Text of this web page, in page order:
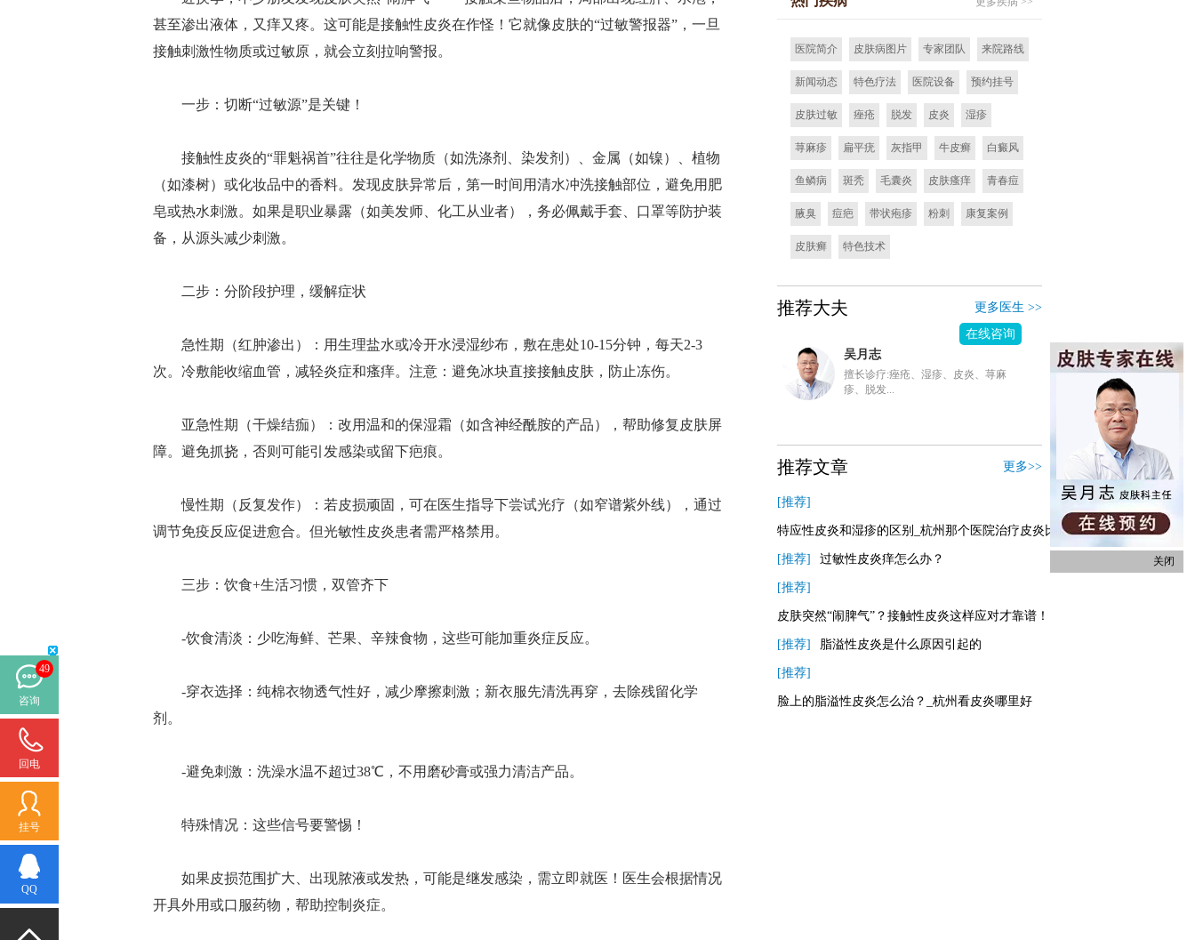
甚至渗出液体，又痒又疼。这可能是接触性皮炎在作怪！它就像皮肤的“过敏警报器”，一旦
接触刺激性物质或过敏原，就会立刻拉响警报。
一步：切断“过敏源”是关键！
接触性皮炎的“罪魁祸首”往往是化学物质（如洗涤剂、染发剂）、金属（如镍）、植物
（如漆树）或化妆品中的香料。发现皮肤异常后，第一时间用清水冲洗接触部位，避免用肥
皂或热水刺激。如果是职业暴露（如美发师、化工从业者），务必佩戴手套、口罩等防护装
备，从源头减少刺激。
二步：分阶段护理，缓解症状
急性期（红肿渗出）：用生理盐水或冷开水浸湿纱布，敷在患处10-15分钟，每天2-3
次。冷敷能收缩血管，减轻炎症和瘙痒。注意：避免冰块直接接触皮肤，防止冻伤。
亚急性期（干燥结痂）：改用温和的保湿霜（如含神经酰胺的产品），帮助修复皮肤屏
障。避免抓挠，否则可能引发感染或留下疤痕。
慢性期（反复发作）：若皮损顽固，可在医生指导下尝试光疗（如窄谱紫外线），通过
调节免疫反应促进愈合。但光敏性皮炎患者需严格禁用。
三步：饮食+生活习惯，双管齐下
-饮食清淡：少吃海鲜、芒果、辛辣食物，这些可能加重炎症反应。
-穿衣选择：纯棉衣物透气性好，减少摩擦刺激；新衣服先清洗再穿，去除残留化学
剂。
-避免刺激：洗澡水温不超过38℃，不用磨砂膏或强力清洁产品。
特殊情况：这些信号要警惕！
如果皮损范围扩大、出现脓液或发热，可能是继发感染，需立即就医！医生会根据情况
开具外用或口服药物，帮助控制炎症。
医院简介 皮肤病图片 专家团队 来院路线
新闻动态 特色疗法 医院设备 预约挂号
皮肤过敏 痤疮 脱发 皮炎 湿疹
荨麻疹 扁平疣 灰指甲 牛皮癣 白癜风
鱼鳞病 斑秃 毛囊炎 皮肤瘙痒 青春痘
腋臭 痘疤 带状疱疹 粉刺 康复案例
皮肤癣 特色技术
推荐大夫 更多医生 >>
吴月志
在线咨询
擅长诊疗:痤疮、湿疹、皮炎、荨麻
疹、脱发...
推荐文章 更多>>
[推荐]
特应性皮炎和湿疹的区别_杭州那个医院治疗皮炎比较好？
[推荐] 过敏性皮炎痒怎么办？
[推荐]
皮肤突然“闹脾气”？接触性皮炎这样应对才靠谱！
[推荐] 脂溢性皮炎是什么原因引起的
[推荐]
脸上的脂溢性皮炎怎么治？_杭州看皮炎哪里好
关闭
49
咨询
回电
挂号
QQ